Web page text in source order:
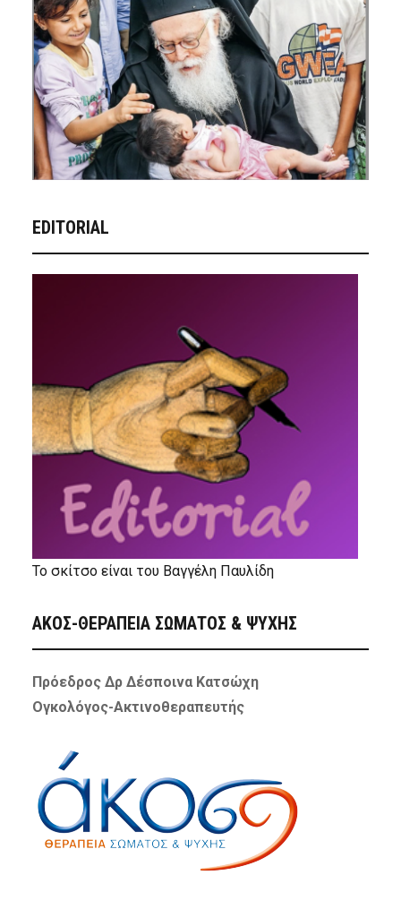
EDITORIAL
Το σκίτσο είναι του Βαγγέλη Παυλίδη
ΑΚΟΣ-ΘΕΡΑΠΕΙΑ ΣΩΜΑΤΟΣ & ΨΥΧΗΣ
Πρόεδρος Δρ Δέσποινα Κατσώχη
Ογκολόγος-Ακτινοθεραπευτής